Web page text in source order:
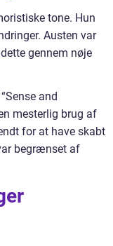
tone. Hun
Austen var
gennem nøje
and
mesterlig brug af
for at have skabt
begrænset af